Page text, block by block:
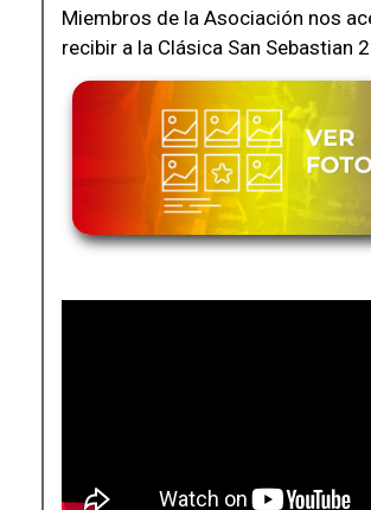
Miembros de la Asociación nos
recibir a la Clásica San Sebastian